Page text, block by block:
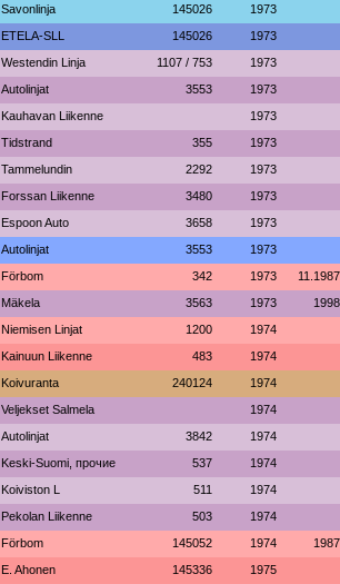
Savonlinja 145026 1973
ETELA-SLL 145026 1973
Westendin Linja 1107 / 753 1973
Autolinjat 3553 1973
Kauhavan Liikenne 1973
Tidstrand 355 1973
Tammelundin 2292 1973
Forssan Liikenne 3480 1973
Espoon Auto 3658 1973
Autolinjat 3553 1973
Förbom 342 1973 11.1987
Mäkela 3563 1973 1998
Niemisen Linjat 1200 1974
Kainuun Liikenne 483 1974
Koivuranta 240124 1974
Veljekset Salmela 1974
Autolinjat 3842 1974
Keski-Suomi, прочие 537 1974
Koiviston L 511 1974
Pekolan Liikenne 503 1974
Förbom 145052 1974 1987
E. Ahonen 145336 1975